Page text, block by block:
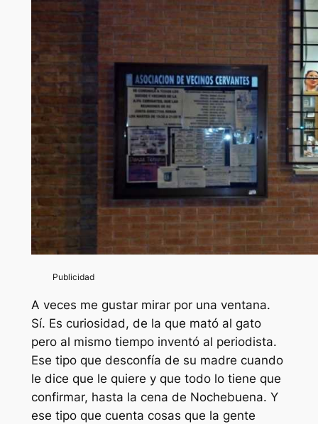
A veces me gustar mirar por una ventana.
Sí. Es curiosidad, de la que mató al gato
pero al mismo tiempo inventó al periodista.
Ese tipo que desconfía de su madre cuando
le dice que le quiere y que todo lo tiene que
confirmar, hasta la cena de Nochebuena. Y
ese tipo que cuenta cosas que la gente